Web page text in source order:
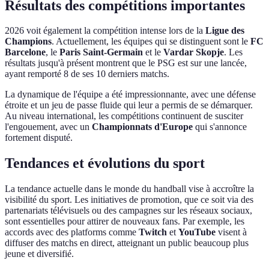
Résultats des compétitions importantes
2026 voit également la compétition intense lors de la Ligue des
Champions. Actuellement, les équipes qui se distinguent sont le FC
Barcelone, le Paris Saint-Germain et le Vardar Skopje. Les
résultats jusqu'à présent montrent que le PSG est sur une lancée,
ayant remporté 8 de ses 10 derniers matchs.
La dynamique de l'équipe a été impressionnante, avec une défense
étroite et un jeu de passe fluide qui leur a permis de se démarquer.
Au niveau international, les compétitions continuent de susciter
l'engouement, avec un Championnats d'Europe qui s'annonce
fortement disputé.
Tendances et évolutions du sport
La tendance actuelle dans le monde du handball vise à accroître la
visibilité du sport. Les initiatives de promotion, que ce soit via des
partenariats télévisuels ou des campagnes sur les réseaux sociaux,
sont essentielles pour attirer de nouveaux fans. Par exemple, les
accords avec des platforms comme Twitch et YouTube visent à
diffuser des matchs en direct, atteignant un public beaucoup plus
jeune et diversifié.